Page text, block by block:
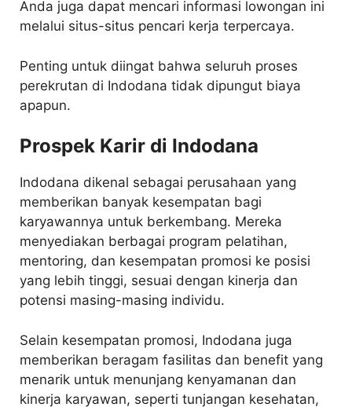
Anda juga dapat mencari informasi lowongan ini
melalui situs-situs pencari kerja terpercaya.
Penting untuk diingat bahwa seluruh proses
perekrutan di Indodana tidak dipungut biaya
apapun.
Prospek Karir di Indodana
Indodana dikenal sebagai perusahaan yang
memberikan banyak kesempatan bagi
karyawannya untuk berkembang. Mereka
menyediakan berbagai program pelatihan,
mentoring, dan kesempatan promosi ke posisi
yang lebih tinggi, sesuai dengan kinerja dan
potensi masing-masing individu.
Selain kesempatan promosi, Indodana juga
memberikan beragam fasilitas dan benefit yang
menarik untuk menunjang kenyamanan dan
kinerja karyawan, seperti tunjangan kesehatan,